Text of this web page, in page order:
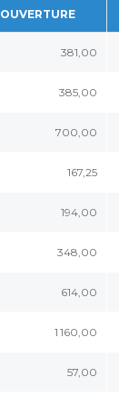
OUVERTURE
381,00
385,00
700,00
167,25
194,00
348,00
614,00
1 160,00
57,00